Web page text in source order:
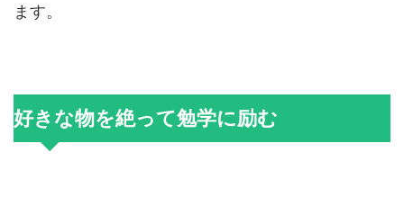
ます。
好きな物を絶って勉学に励む